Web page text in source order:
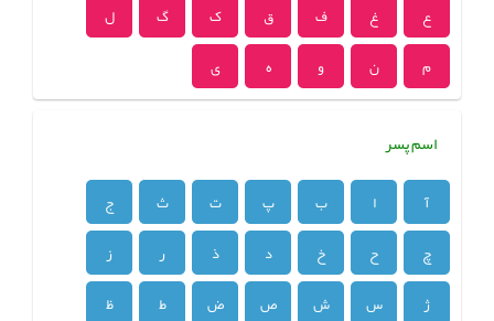
ع
غ ف ق ک گ
ل
م
ن و ه ی
اسم پسر
آ ا ب پ ت ث
ج
چ
ح خ د ذ ر
ز
ژ
س ش ص ض ط
ظ